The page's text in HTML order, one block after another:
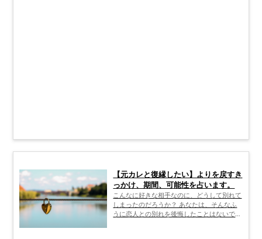
【元カレと復縁したい】よりを戻すき
っかけ、期間、可能性を占います。
こんなに好きな相手なのに、どうして別れて
しまったのだろうか？ あなたは、そんなふ
うに恋人との別れを後悔したことはないでし